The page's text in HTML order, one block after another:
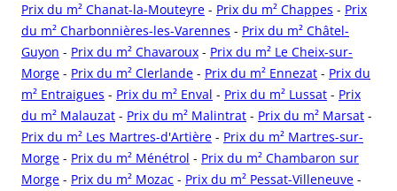
Prix du m² Chanat-la-Mouteyre - Prix du m² Chappes - Prix
du m² Charbonnières-les-Varennes - Prix du m² Châtel-
Guyon - Prix du m² Chavaroux - Prix du m² Le Cheix-sur-
Morge - Prix du m² Clerlande - Prix du m² Ennezat - Prix du
m² Entraigues - Prix du m² Enval - Prix du m² Lussat - Prix
du m² Malauzat - Prix du m² Malintrat - Prix du m² Marsat -
Prix du m² Les Martres-d'Artière - Prix du m² Martres-sur-
Morge - Prix du m² Ménétrol - Prix du m² Chambaron sur
Morge - Prix du m² Mozac - Prix du m² Pessat-Villeneuve -